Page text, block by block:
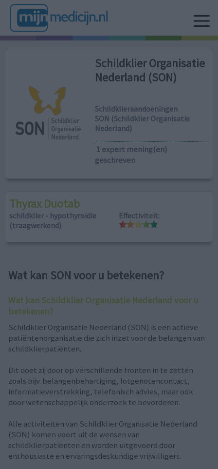
Schildklier Organisatie
Nederland (SON)
Schildklieraandoeningen
SON (Schildklier Organisatie
Nederland)
1expert mening(en)
geschreven
Thyrax Duotab
schildklier - hypothyroidie
(traagwerkend)
Effectiviteit:
Wat kan SON voor u betekenen?
Wat kan Schildklier Organisatie Nederland voor u
betekenen?
Schildklier Organisatie Nederland (SON) is een actieve
patiëntenorganisatie die zich inzet voor de belangen van
schildklierpatiënten.
Dit doet zij door op verschillende fronten in te zetten
zoals bijv. belangenbehartiging, lotgenotencontact,
informatieverstrekking, telefonisch advies, maar ook
door wetenschappelijk onderzoek te bevorderen.
Alle activiteiten van Schildklier Organisatie Nederland
(SON) komen voort uit de wensen van
schildklierpatiënten en worden uitgevoerd door
enthousiaste en ervaringsdeskundige vrijwilligers.